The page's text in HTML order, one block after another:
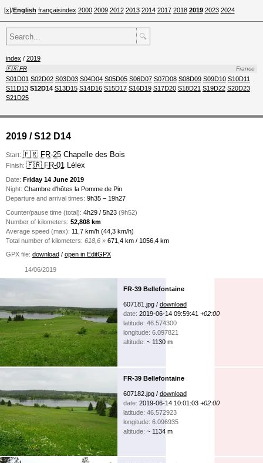
[x]/English françaisindex 2000 2009 2012 2013 2014 2017 2018 2019 2023 2024
🔍
index / 2019
🇫🇷 FR France
S01D01 S02D02 S03D03 S04D04 S05D05 S06D07 S07D08 S08D09 S09D10 S10D11
S11D13 S12D14 S13D15 S14D16 S15D17 S16D19 S17D20 S18D21 S19D22 S20D23
S21D25
2019 / S12 D14
Start: 🇫🇷 FR-25Chapelle des Bois
Finish: 🇫🇷 FR-01 Lélex
Date: Friday 14 June 2019
Night: Chambre d'hôtes la Pomme de Pin
Departure and arrival times: 9h35 − 19h27
Counter/pause time (total): 4h29 / 5h23 (9h52)
Number of kilometers: 52,808 km
Average speed (max): 11,7 km/h (44,3 km/h)
Total number of kilometers: 618,6 »671,4 km / 1056,4 km
GPX file: download / open in EditGPX
14/06/2019
FR-39 Bellefontaine
607181.jpg / download
date: 2019-06-14 09:59:41 +02:00
latitude: 46.574300
longitude: 6.097821
altitude: ~ 1130 m
FR-39 Bellefontaine
607182.jpg / download
date: 2019-06-14 10:01:03 +02:00
latitude: 46.572923
longitude: 6.096935
altitude: ~ 1134 m